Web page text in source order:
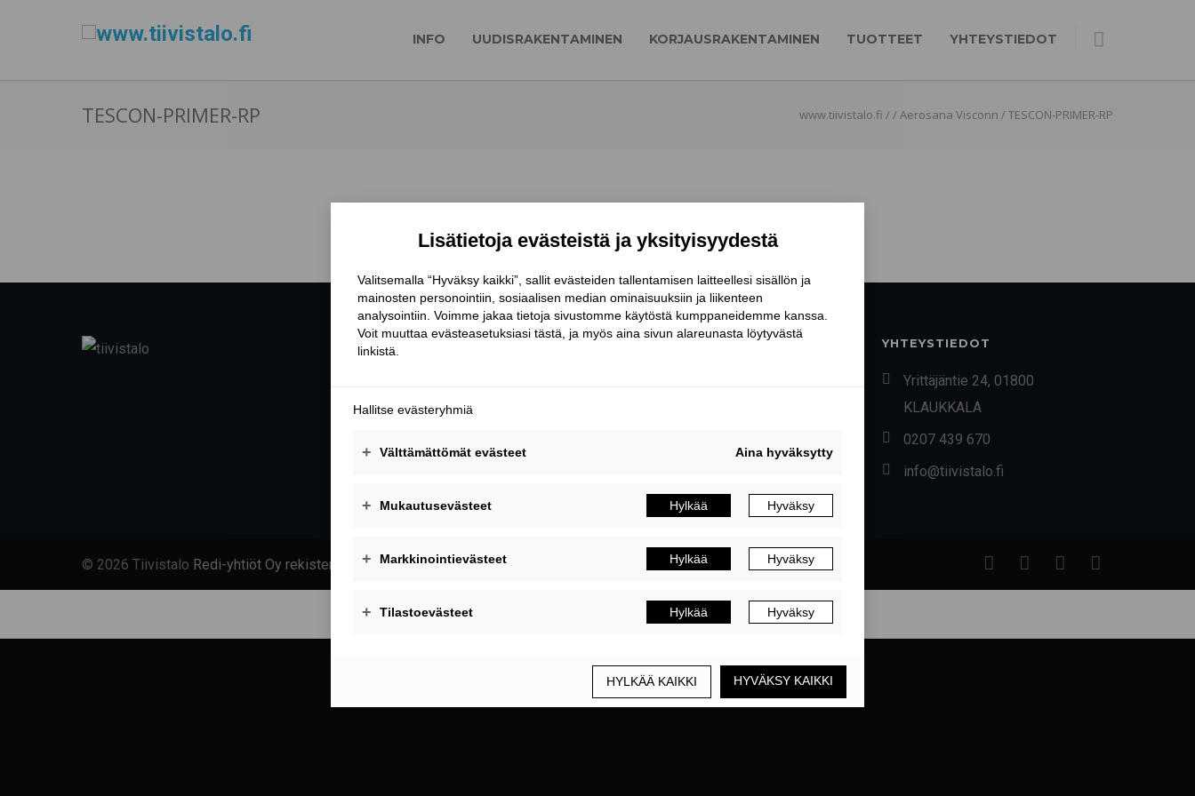
INFO UUDISRAKENTAMINEN KORJAUSRAKENTAMINEN TUOTTEET YHTEYSTIEDOT
TESCON-PRIMER-RP www.tiivistalo.fi //Aerosana Visconn /TESCON-PRIMER-RP
YHTEYSTIEDOT
Yrittäjäntie 24, 01800
KLAUKKALA
0207 439 670
info@tiivistalo.fi
© 2026 Tiivistalo Redi-yhtiöt Oy rekisteriseloste
MUOKKAA EVÄSTEASETUKSIA